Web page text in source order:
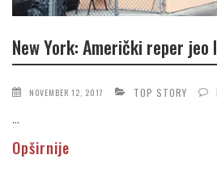
New York: Američki reper jeo
NOVEMBER 12, 2017 TOP STORY
...
Opširnije